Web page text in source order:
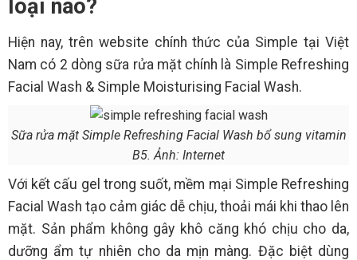
loại nào?
Hiện nay, trên website chính thức của Simple tại Việt
Nam có 2 dòng sữa rửa mặt chính là Simple Refreshing
Facial Wash & Simple Moisturising Facial Wash.
Sữa rửa mặt Simple Refreshing Facial Wash bổ sung vitamin
B5. Ảnh: Internet
Với kết cấu gel trong suốt, mềm mại Simple Refreshing
Facial Wash tạo cảm giác dễ chịu, thoải mái khi thao lên
mặt. Sản phẩm không gây khô căng khó chịu cho da,
dưỡng ẩm tự nhiên cho da mịn màng. Đặc biệt dùng